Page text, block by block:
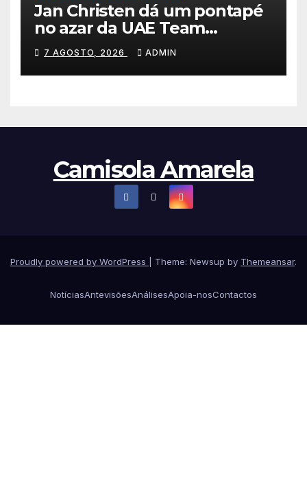
Jan Christen dá um pontapé
no azar da UAE Team
Emirates e vence na Volta a
Polónia
7 AGOSTO, 2026 ADMIN
Camisola Amarela
Proudly powered by WordPress Theme: Newsup by Themeansar.
NotíciasAntevisõesAnálisesApoia-nosContactos